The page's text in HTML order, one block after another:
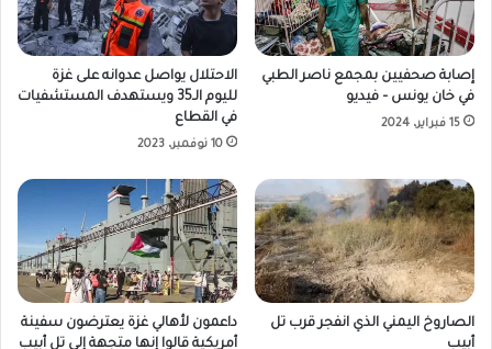
إصابة صحفيين بمجمع ناصر الطبي
في خان يونس – فيديو
15 فبراير، 2024
الاحتلال يواصل عدوانه على غزة
لليوم الـ35 ويستهدف المستشفيات
في القطاع
10 نوفمبر، 2023
الصاروخ اليمني الذي انفجر قرب تل
أبيب
داعمون لأهالي غزة يعترضون سفينة
أمريكية قالوا إنها متجهة إلى تل أبيب